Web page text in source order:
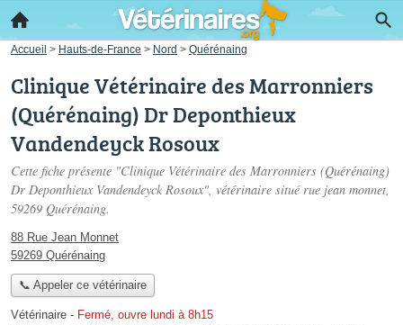
Accueil > Hauts-de-France > Nord > Quérénaing
Clinique Vétérinaire des Marronniers
(Quérénaing) Dr Deponthieux
Vandendeyck Rosoux
Cette fiche présente "Clinique Vétérinaire des Marronniers (Quérénaing)
Dr Deponthieux Vandendeyck Rosoux", vétérinaire situé rue jean monnet,
59269 Quérénaing.
88 Rue Jean Monnet
59269 Quérénaing
📞 Appeler ce vétérinaire
Vétérinaire - Fermé, ouvre lundi à 8h15